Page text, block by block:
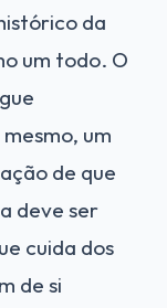
da
um todo. O
um
de que
deve ser
cuida dos
de si